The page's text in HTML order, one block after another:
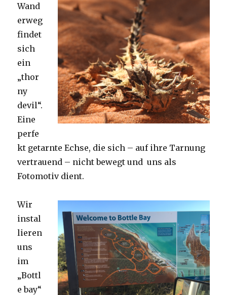
Wand
erweg
findet
sich
ein
„thor
ny
devil“.
Eine
perfe
kt getarnte Echse, die sich – auf ihre Tarnung
vertrauend – nicht bewegt und uns als
Fotomotiv dient.
Wir
instal
lieren
uns
im
„Bottl
e bay“